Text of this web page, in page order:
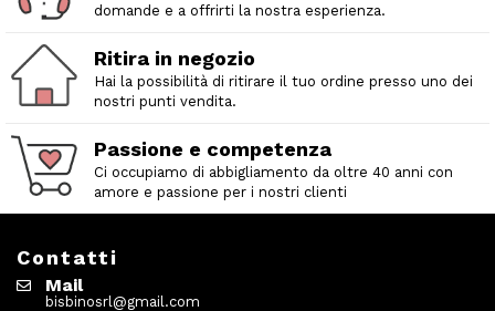
domande e a offrirti la nostra esperienza.
Ritira in negozio
Hai la possibilità di ritirare il tuo ordine presso uno dei
nostri punti vendita.
Passione e competenza
Ci occupiamo di abbigliamento da oltre 40 anni con
amore e passione per i nostri clienti
Contatti
Mail
bisbinosrl@gmail.com